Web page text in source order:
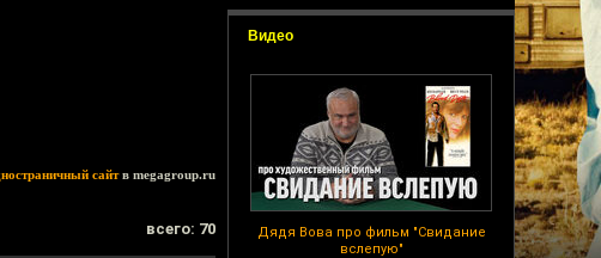
Видео
Дядя Вова про фильм "Свидание
вслепую"
сайтв megagroup.ru
всего: 70